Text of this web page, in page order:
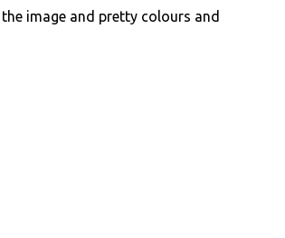
image and pretty colours and